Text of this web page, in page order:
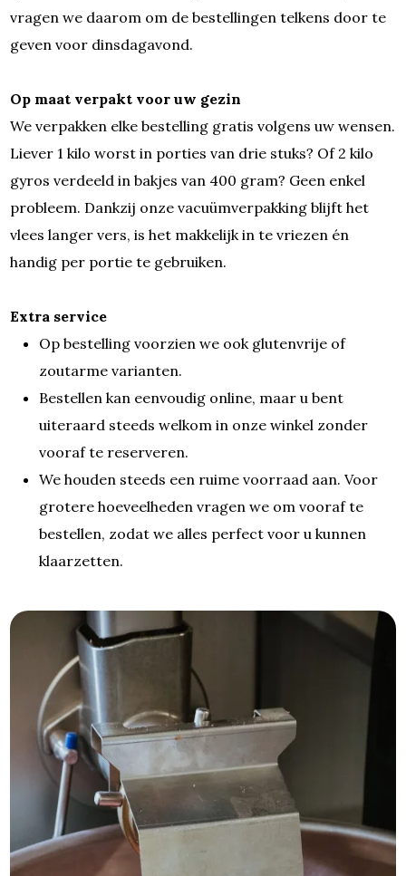
vragen we daarom om de bestellingen telkens door te
geven voor dinsdagavond.
Op maat verpakt voor uw gezin
We verpakken elke bestelling gratis volgens uw wensen.
Liever 1 kilo worst in porties van drie stuks? Of 2 kilo
gyros verdeeld in bakjes van 400 gram? Geen enkel
probleem. Dankzij onze vacuümverpakking blijft het
vlees langer vers, is het makkelijk in te vriezen én
handig per portie te gebruiken.
Extra service
Op bestelling voorzien we ook glutenvrije of
zoutarme varianten.
Bestellen kan eenvoudig online, maar u bent
uiteraard steeds welkom in onze winkel zonder
vooraf te reserveren.
We houden steeds een ruime voorraad aan. Voor
grotere hoeveelheden vragen we om vooraf te
bestellen, zodat we alles perfect voor u kunnen
klaarzetten.